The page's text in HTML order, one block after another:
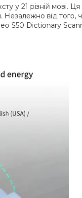
у 21 різній мові.
від того,
S50 Dictionary